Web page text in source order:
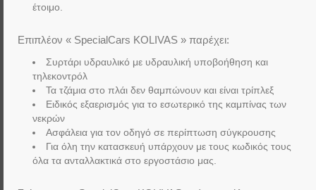
έτοιμο.
Επιπλέον « SpecialCars KOLIVAS » παρέχει:
Συρτάρι υδραυλικό με υδραυλική υποβοήθηση και
τηλεκοντρόλ
Τα τζάμια στο πλάι δεν θαμπώνουν και είναι τρίπλεξ
Ειδικός εξαερισμός για το εσωτερικό της καμπίνας των
νεκρών
Ασφάλεια για τον οδηγό σε περίπτωση σύγκρουσης
Για όλη την κατασκευή υπάρχουν με τους κωδικός τους
όλα τα ανταλλακτικά στο εργοστάσιο μας.